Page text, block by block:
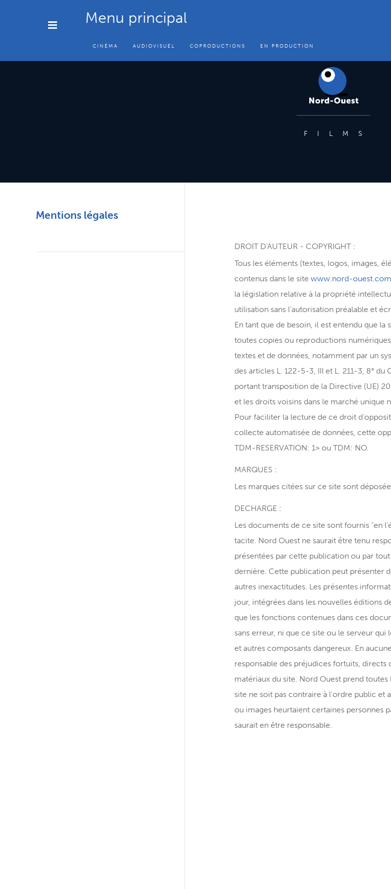
Menu principal
CINÉMA AUDIOVISUEL COPRODUCTIONS EN PRODUCTION
FILMS
Mentions légales
DROIT D'AUTEUR - COPYRIGHT :
Tous les éléments (textes, logos, images,
contenus dans le site www.nord-
la législation relative à la propriété
utilisation sans l’autorisation préalable et
En tant que de besoin, il est entendu que la
toutes copies ou reproductions
textes et de données, notamment par un
des articles L. 122-5-3, III et L. 211-3, 8°
portant transposition de la Directive (UE)
et les droits voisins dans le marché unique
Pour faciliter la lecture de ce droit
collecte automatisée de données, cette
TDM-RESERVATION: 1> ou TDM: NO.
MARQUES :
Les marques citées sur ce site sont
DECHARGE :
Les documents de ce site sont fournis "en
tacite. Nord Ouest ne saurait être tenu
présentées par cette publication ou par
dernière. Cette publication peut présenter
autres inexactitudes. Les présentes
jour, intégrées dans les nouvelles éditions
que les fonctions contenues dans ces
sans erreur, ni que ce site ou le serveur
et autres composants dangereux. En
responsable des préjudices fortuits,
matériaux du site. Nord Ouest prend
site ne soit pas contraire à l'ordre public et
ou images heurtaient certaines personnes
saurait en être responsable.